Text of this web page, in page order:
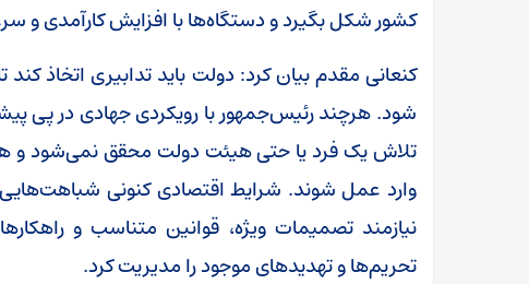
کشور شکل بگیرد و دستگاه‌ها با افزایش کارآمدی
کنعانی مقدم بیان کرد: دولت باید تدابیری اتخاذ
شود. هرچند رئیس‌جمهور با رویکردی جهادی در پی
تلاش یک فرد یا حتی هیئت دولت محقق نمی‌شود و
وارد عمل شوند. شرایط اقتصادی کنونی
نیازمند تصمیمات ویژه، قوانین متناسب و
تحریم‌ها و تهدیدهای موجود را مدیریت کرد.